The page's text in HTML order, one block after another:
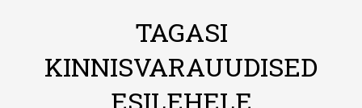
TAGASI
KINNISVARAUUDISED